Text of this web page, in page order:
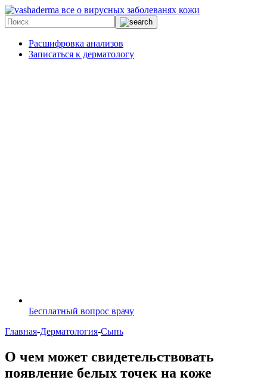
все о вирусных заболеванях кожи
Расшифровка анализов
Записаться к дерматологу
Бесплатный вопрос врачу
Главная-Дерматология-Сыпь
О чем может свидетельствовать
появление белых точек на коже